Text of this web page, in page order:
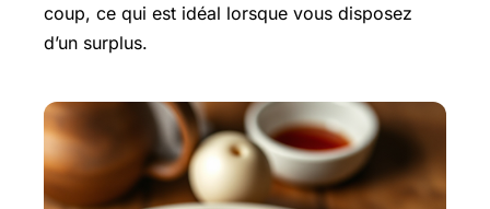
coup, ce qui est idéal lorsque vous disposez
d’un surplus.